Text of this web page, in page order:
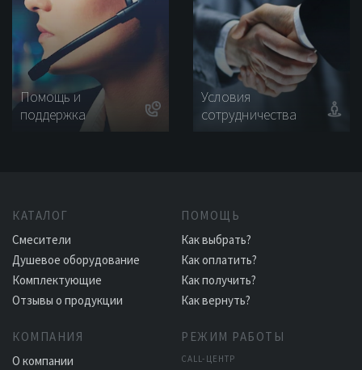
Помощь и
поддержка
Условия
сотрудничества
КАТАЛОГ
Смесители
Душевое оборудование
Комплектующие
Отзывы о продукции
ПОМОЩЬ
Как выбрать?
Как оплатить?
Как получить?
Как вернуть?
КОМПАНИЯ
О компании
РЕЖИМ РАБОТЫ
CALL-ЦЕНТР